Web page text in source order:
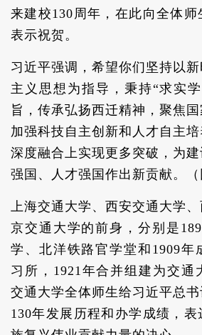
来建校130周年，在此向全体
表示祝贺。
习近平强调，希望你们坚持以
主义思想为指导，秉持“求实
旨，传承弘扬西迁精神，聚焦国
加强科技自主创新和人才自主
深度融合上实现更多突破，为
强国、人才强国作出新贡献。（
上海交通大学、西安交通大学
京交通大学的前身，分别是
学、北洋铁路官学堂和1909年
习所，1921年合并组建为交通
交通大学全体师生给习近平总
130年发展历程和办学成绩，